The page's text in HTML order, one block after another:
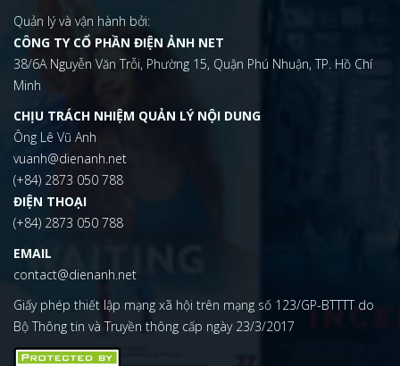
Quản lý và vận hành bởi:
CÔNG TY CỔ PHẦN ĐIỆN ẢNH NET
38/6A Nguyễn Văn Trỗi, Phường 15, Quận Phú Nhuận, TP. Hồ Chí
Minh
CHỊU TRÁCH NHIỆM QUẢN LÝ NỘI DUNG
Ông Lê Vũ Anh
vuanh@dienanh.net
(+84) 2873 050 788
ĐIỆN THOẠI
(+84) 2873 050 788
EMAIL
contact@dienanh.net
Giấy phép thiết lập mạng xã hội trên mạng số 123/GP-BTTTT do
Bộ Thông tin và Truyền thông cấp ngày 23/3/2017